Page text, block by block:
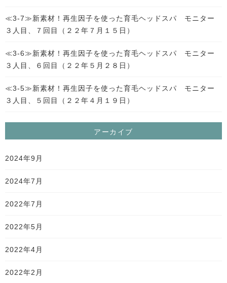
≪3-7≫新素材！再生因子を使った育毛ヘッドスパ モニター
３人目、７回目（２２年７月１５日）
≪3-6≫新素材！再生因子を使った育毛ヘッドスパ モニター
３人目、６回目（２２年５月２８日）
≪3-5≫新素材！再生因子を使った育毛ヘッドスパ モニター
３人目、５回目（２２年４月１９日）
アーカイブ
2024年9月
2024年7月
2022年7月
2022年5月
2022年4月
2022年2月